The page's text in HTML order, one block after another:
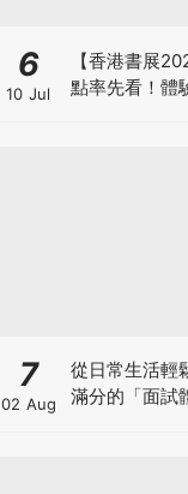
6
10 Jul
【香港書展
點率先看！體
7
02 Aug
從日常生活輕
滿分的「面試